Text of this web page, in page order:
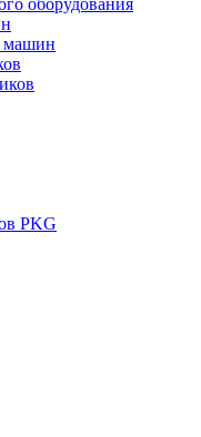
оборудования
машин
PKG